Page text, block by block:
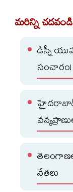
మరిన్ని
డిస్నీ
సంచారం!
హైదరాబాద్
నేతలు